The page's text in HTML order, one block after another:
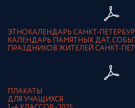
ЭТНОКАЛЕНДАРЬ САНКТ-
КАЛЕНДАРЬ ПАМЯТНЫХ ДАТ,
ПРАЗДНИКОВ ЖИТЕЛЕЙ САНКТ-
ПЛАКАТЫ
ДЛЯ УЧАЩИХСЯ